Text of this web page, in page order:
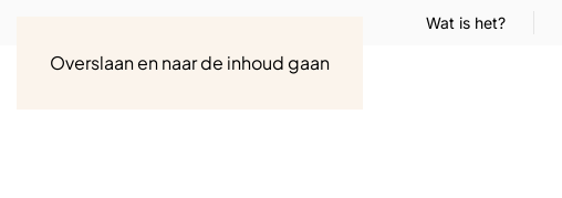
Overslaan en naar de inhoud gaan
Wat is het?